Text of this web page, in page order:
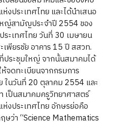
งประเทศไทย และได้นำเสนอ
หญ่สามัญประจำปี 2554 ของ
ะเทศไทย วันที่ 30 เมษายน
พียรชัย อาคาร 15 ปี สสวท.
ประชุมใหญ่ จากนั้นสมาคมได้
จดทะเบียนจากกรมการ
ในวันที่ 20 ตุลาคม 2554 และ
เป็นสมาคมครูวิทยาศาสตร์
งประเทศไทย อักษรย่อคือ
ษว่า “Science Mathematics